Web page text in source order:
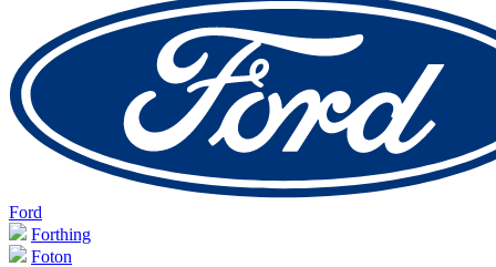
Ford
Forthing
Foton